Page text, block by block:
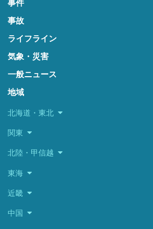
事件
事故
ライフライン
気象・災害
一般ニュース
地域
北海道・東北
関東
北陸・甲信越
東海
近畿
中国